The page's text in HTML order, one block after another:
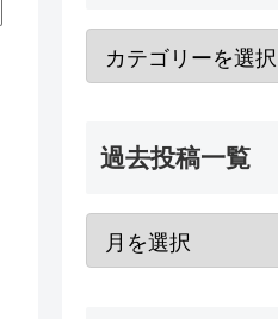
過去投稿一覧